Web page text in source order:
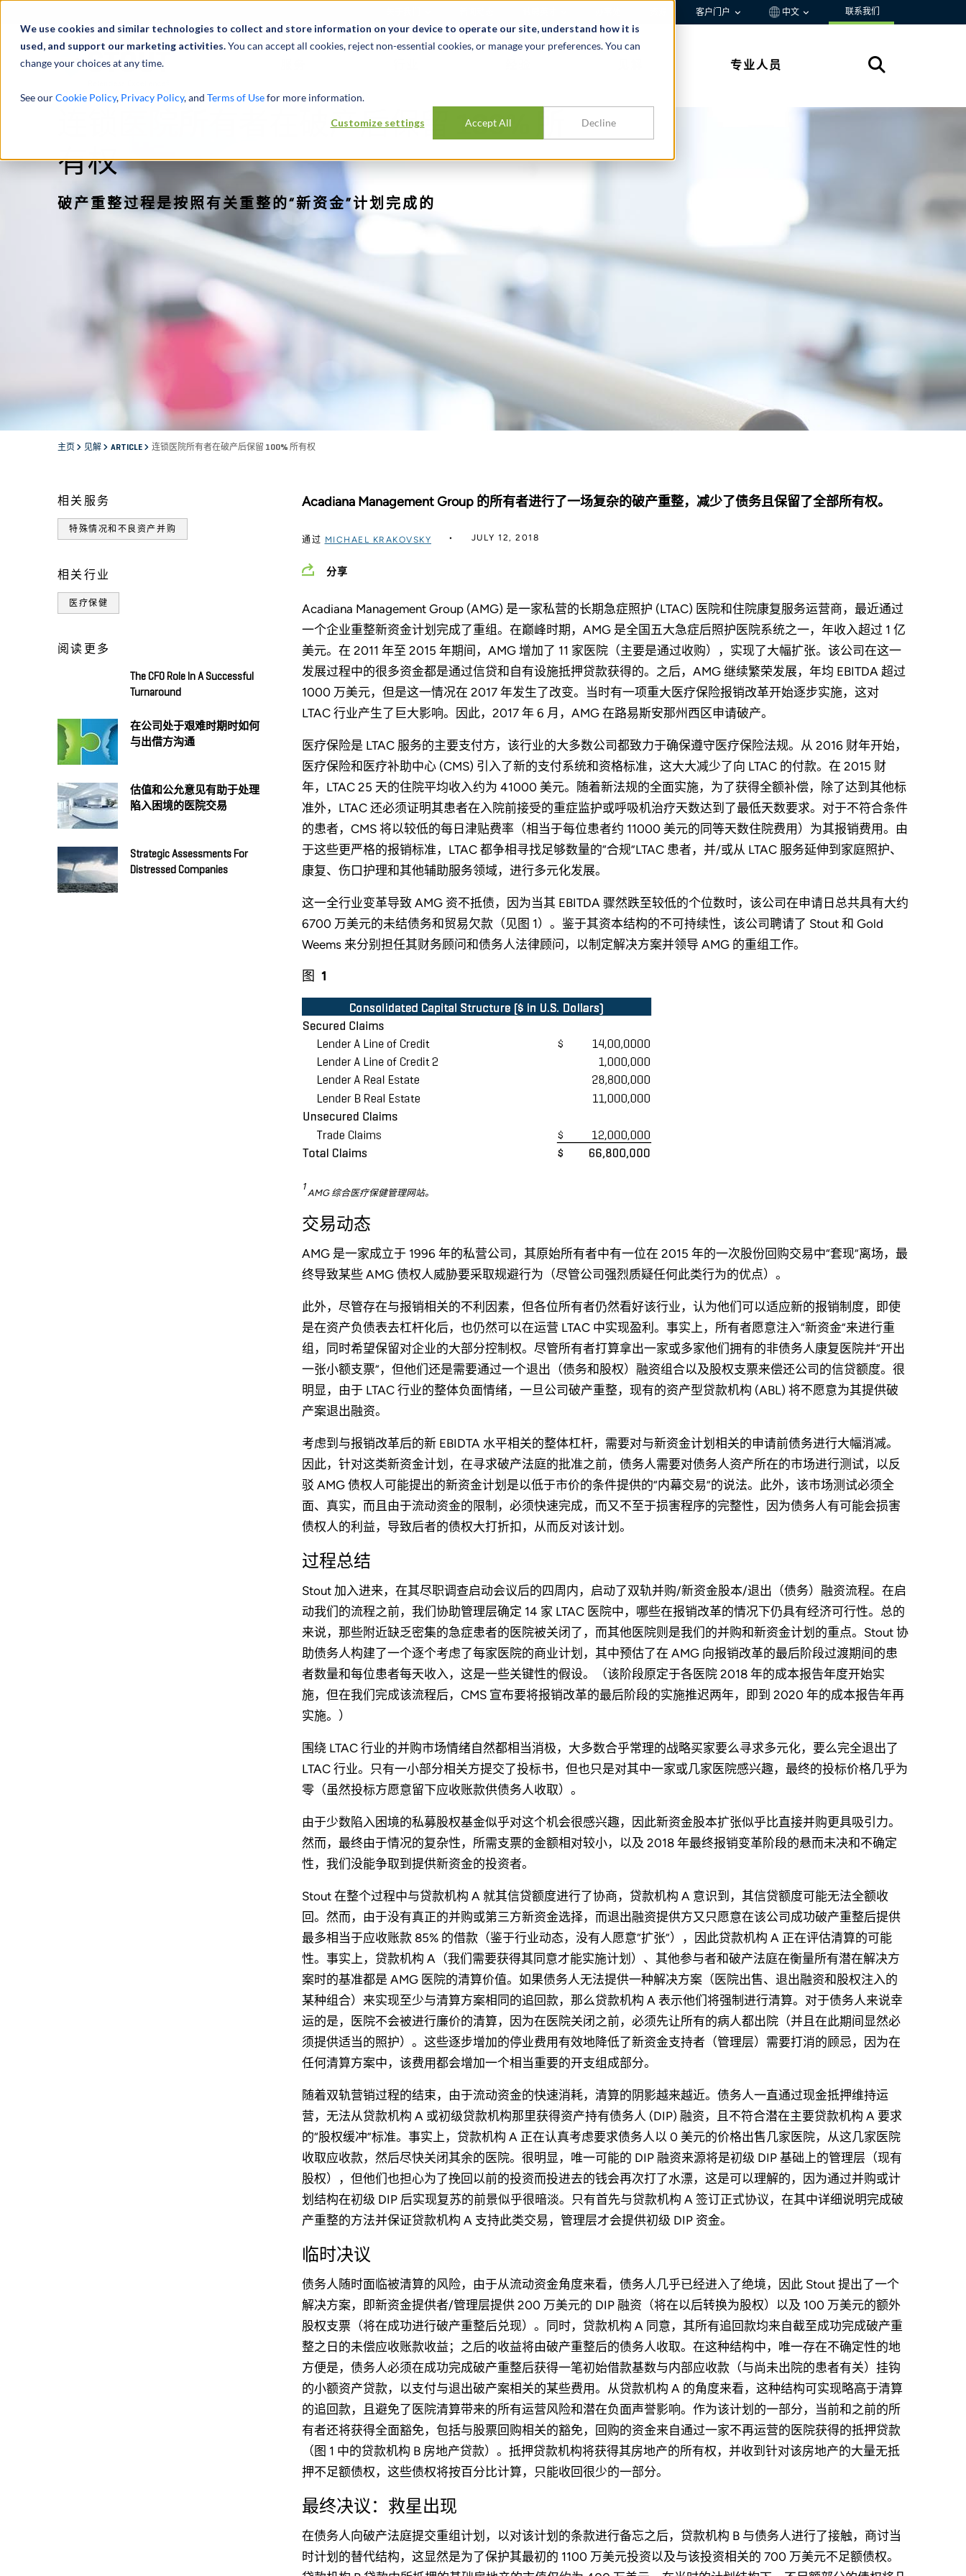
We use cookies and similar technologies to collect and store information on your device to operate our site, understand how it is
used, and support our marketing activities.You can accept all cookies, reject non-essential cookies, or manage your preferences. You can
change your choices at any time.
See ourCookie Policy, Privacy Policy, and Terms of Usefor more information.
Customize settings Accept All Decline
客户门户 中文 联系我们
专业人员
连锁医院所有者在破产后保留 100% 所
有权
破产重整过程是按照有关重整的“新资金”计划完成的
主页 见解 ARTICLE 连锁医院所有者在破产后保留 100% 所有权
相关服务
特殊情况和不良资产并购
相关行业
医疗保健
阅读更多
The CFO Role In A Successful
Turnaround
在公司处于艰难时期时如何
与出借方沟通
估值和公允意见有助于处理
陷入困境的医院交易
Strategic Assessments For
Distressed Companies
Acadiana Management Group 的所有者进行了一场复杂的破产重整，减少了债务且保留了全部所有权。
通过 MICHAEL KRAKOVSKY JULY 12, 2018
分享
Acadiana Management Group (AMG) 是一家私营的长期急症照护 (LTAC) 医院和住院康复服务运营商，最近通过
一个企业重整新资金计划完成了重组。在巅峰时期，AMG 是全国五大急症后照护医院系统之一，年收入超过 1 亿
美元。在 2011 年至 2015 年期间，AMG 增加了 11 家医院（主要是通过收购），实现了大幅扩张。该公司在这一
发展过程中的很多资金都是通过信贷和自有设施抵押贷款获得的。之后，AMG 继续繁荣发展，年均 EBITDA 超过
1000 万美元，但是这一情况在 2017 年发生了改变。当时有一项重大医疗保险报销改革开始逐步实施，这对
LTAC 行业产生了巨大影响。因此，2017 年 6 月，AMG 在路易斯安那州西区申请破产。
医疗保险是 LTAC 服务的主要支付方，该行业的大多数公司都致力于确保遵守医疗保险法规。从 2016 财年开始，
医疗保险和医疗补助中心 (CMS) 引入了新的支付系统和资格标准，这大大减少了向 LTAC 的付款。在 2015 财
年，LTAC 25 天的住院平均收入约为 41000 美元。随着新法规的全面实施，为了获得全额补偿，除了达到其他标
准外，LTAC 还必须证明其患者在入院前接受的重症监护或呼吸机治疗天数达到了最低天数要求。对于不符合条件
的患者，CMS 将以较低的每日津贴费率（相当于每位患者约 11000 美元的同等天数住院费用）为其报销费用。由
于这些更严格的报销标准，LTAC 都争相寻找足够数量的“合规”LTAC 患者，并/或从 LTAC 服务延伸到家庭照护、
康复、伤口护理和其他辅助服务领域，进行多元化发展。
这一全行业变革导致 AMG 资不抵债，因为当其 EBITDA 骤然跌至较低的个位数时，该公司在申请日总共具有大约
6700 万美元的未结债务和贸易欠款（见图 1）。鉴于其资本结构的不可持续性，该公司聘请了 Stout 和 Gold
Weems 来分别担任其财务顾问和债务人法律顾问，以制定解决方案并领导 AMG 的重组工作。
图 1
1
AMG 综合医疗保健管理网站。
交易动态
AMG 是一家成立于 1996 年的私营公司，其原始所有者中有一位在 2015 年的一次股份回购交易中“套现”离场，最
终导致某些 AMG 债权人威胁要采取规避行为（尽管公司强烈质疑任何此类行为的优点）。
此外，尽管存在与报销相关的不利因素，但各位所有者仍然看好该行业，认为他们可以适应新的报销制度，即使
是在资产负债表去杠杆化后，也仍然可以在运营 LTAC 中实现盈利。事实上，所有者愿意注入“新资金”来进行重
组，同时希望保留对企业的大部分控制权。尽管所有者打算拿出一家或多家他们拥有的非债务人康复医院并“开出
一张小额支票”，但他们还是需要通过一个退出（债务和股权）融资组合以及股权支票来偿还公司的信贷额度。很
明显，由于 LTAC 行业的整体负面情绪，一旦公司破产重整，现有的资产型贷款机构 (ABL) 将不愿意为其提供破
产案退出融资。
考虑到与报销改革后的新 EBIDTA 水平相关的整体杠杆，需要对与新资金计划相关的申请前债务进行大幅消减。
因此，针对这类新资金计划，在寻求破产法庭的批准之前，债务人需要对债务人资产所在的市场进行测试，以反
驳 AMG 债权人可能提出的新资金计划是以低于市价的条件提供的“内幕交易”的说法。此外，该市场测试必须全
面、真实，而且由于流动资金的限制，必须快速完成，而又不至于损害程序的完整性，因为债务人有可能会损害
债权人的利益，导致后者的债权大打折扣，从而反对该计划。
过程总结
Stout 加入进来，在其尽职调查启动会议后的四周内，启动了双轨并购/新资金股本/退出（债务）融资流程。在启
动我们的流程之前，我们协助管理层确定 14 家 LTAC 医院中，哪些在报销改革的情况下仍具有经济可行性。总的
来说，那些附近缺乏密集的急症患者的医院被关闭了，而其他医院则是我们的并购和新资金计划的重点。Stout 协
助债务人构建了一个逐个考虑了每家医院的商业计划，其中预估了在 AMG 向报销改革的最后阶段过渡期间的患
者数量和每位患者每天收入，这是一些关键性的假设。（该阶段原定于各医院 2018 年的成本报告年度开始实
施，但在我们完成该流程后，CMS 宣布要将报销改革的最后阶段的实施推迟两年，即到 2020 年的成本报告年再
实施。）
围绕 LTAC 行业的并购市场情绪自然都相当消极，大多数合乎常理的战略买家要么寻求多元化，要么完全退出了
LTAC 行业。只有一小部分相关方提交了投标书，但也只是对其中一家或几家医院感兴趣，最终的投标价格几乎为
零（虽然投标方愿意留下应收账款供债务人收取）。
由于少数陷入困境的私募股权基金似乎对这个机会很感兴趣，因此新资金股本扩张似乎比直接并购更具吸引力。
然而，最终由于情况的复杂性，所需支票的金额相对较小，以及 2018 年最终报销变革阶段的悬而未决和不确定
性，我们没能争取到提供新资金的投资者。
Stout 在整个过程中与贷款机构 A 就其信贷额度进行了协商，贷款机构 A 意识到，其信贷额度可能无法全额收
回。然而，由于没有真正的并购或第三方新资金选择，而退出融资提供方又只愿意在该公司成功破产重整后提供
最多相当于应收账款 85% 的借款（鉴于行业动态，没有人愿意“扩张”），因此贷款机构 A 正在评估清算的可能
性。事实上，贷款机构 A（我们需要获得其同意才能实施计划）、其他参与者和破产法庭在衡量所有潜在解决方
案时的基准都是 AMG 医院的清算价值。如果债务人无法提供一种解决方案（医院出售、退出融资和股权注入的
某种组合）来实现至少与清算方案相同的追回款，那么贷款机构 A 表示他们将强制进行清算。对于债务人来说幸
运的是，医院不会被进行廉价的清算，因为在医院关闭之前，必须先让所有的病人都出院（并且在此期间显然必
须提供适当的照护）。这些逐步增加的停业费用有效地降低了新资金支持者（管理层）需要打消的顾忌，因为在
任何清算方案中，该费用都会增加一个相当重要的开支组成部分。
随着双轨营销过程的结束，由于流动资金的快速消耗，清算的阴影越来越近。债务人一直通过现金抵押维持运
营，无法从贷款机构 A 或初级贷款机构那里获得资产持有债务人 (DIP) 融资，且不符合潜在主要贷款机构 A 要求
的“股权缓冲”标准。事实上，贷款机构 A 正在认真考虑要求债务人以 0 美元的价格出售几家医院，从这几家医院
收取应收款，然后尽快关闭其余的医院。很明显，唯一可能的 DIP 融资来源将是初级 DIP 基础上的管理层（现有
股权），但他们也担心为了挽回以前的投资而投进去的钱会再次打了水漂，这是可以理解的，因为通过并购或计
划结构在初级 DIP 后实现复苏的前景似乎很暗淡。只有首先与贷款机构 A 签订正式协议，在其中详细说明完成破
产重整的方法并保证贷款机构 A 支持此类交易，管理层才会提供初级 DIP 资金。
临时决议
债务人随时面临被清算的风险，由于从流动资金角度来看，债务人几乎已经进入了绝境，因此 Stout 提出了一个
解决方案，即新资金提供者/管理层提供 200 万美元的 DIP 融资（将在以后转换为股权）以及 100 万美元的额外
股权支票（将在成功进行破产重整后兑现）。同时，贷款机构 A 同意，其所有追回款均来自截至成功完成破产重
整之日的未偿应收账款收益；之后的收益将由破产重整后的债务人收取。在这种结构中，唯一存在不确定性的地
方便是，债务人必须在成功完成破产重整后获得一笔初始借款基数与内部应收款（与尚未出院的患者有关）挂钩
的小额资产贷款，以支付与退出破产案相关的某些费用。从贷款机构 A 的角度来看，这种结构可实现略高于清算
的追回款，且避免了医院清算带来的所有运营风险和潜在负面声誉影响。作为该计划的一部分，当前和之前的所
有者还将获得全面豁免，包括与股票回购相关的豁免，回购的资金来自通过一家不再运营的医院获得的抵押贷款
（图 1 中的贷款机构 B 房地产贷款）。抵押贷款机构将获得其房地产的所有权，并收到针对该房地产的大量无抵
押不足额债权，这些债权将按百分比计算，只能收回很少的一部分。
最终决议：救星出现
在债务人向破产法庭提交重组计划，以对该计划的条款进行备忘之后，贷款机构 B 与债务人进行了接触，商讨当
时计划的替代结构，这显然是为了保护其最初的 1100 万美元投资以及与该投资相关的 700 万美元不足额债权。